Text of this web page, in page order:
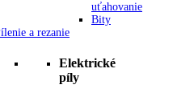
uťahovanie
Bity
a rezanie
Elektrické
píly